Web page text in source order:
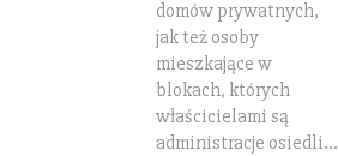
domów prywatnych,
jak też osoby
mieszkające w
blokach, których
właścicielami są
administracje osiedli...